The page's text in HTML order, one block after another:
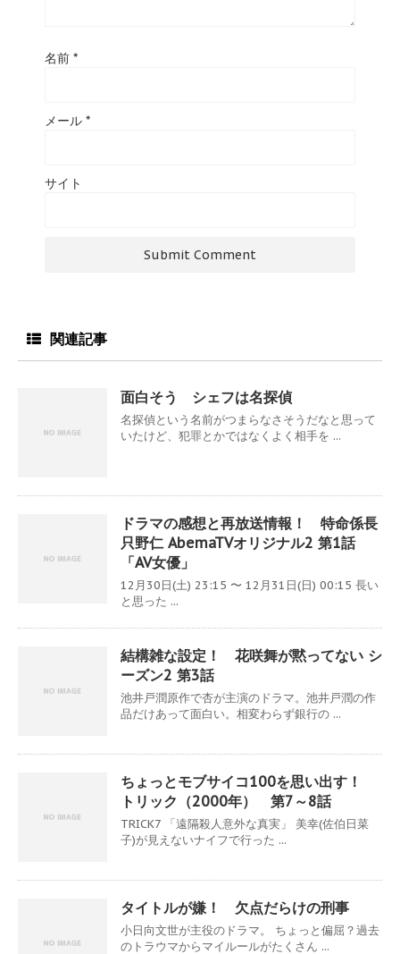
名前 *
メール *
サイト
関連記事
面白そう シェフは名探偵
名探偵という名前がつまらなさそうだなと思って
いたけど、犯罪とかではなくよく相手を ...
ドラマの感想と再放送情報！ 特命係長
只野仁 AbemaTVオリジナル2 第1話
「AV女優」
12月30日(土) 23:15 〜 12月31日(日) 00:15 長い
と思った ...
結構雑な設定！ 花咲舞が黙ってない シ
ーズン2 第3話
池井戸潤原作で杏が主演のドラマ。池井戸潤の作
品だけあって面白い。相変わらず銀行の ...
ちょっとモブサイコ100を思い出す！
トリック（2000年） 第7～8話
TRICK7 「遠隔殺人意外な真実」 美幸(佐伯日菜
子)が見えないナイフで行った ...
タイトルが嫌！ 欠点だらけの刑事
小日向文世が主役のドラマ。 ちょっと偏屈？過去
のトラウマからマイルールがたくさん ...